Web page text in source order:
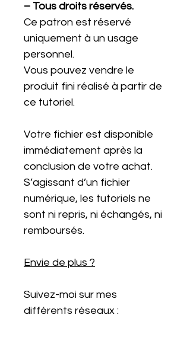
– Tous droits réservés.
Ce patron est réservé
uniquement à un usage
personnel.
Vous pouvez vendre le
produit fini réalisé à partir de
ce tutoriel.
Votre fichier est disponible
immédiatement après la
conclusion de votre achat.
S’agissant d’un fichier
numérique, les tutoriels ne
sont ni repris, ni échangés, ni
remboursés.
Envie de plus ?
Suivez-moi sur mes
différents réseaux :